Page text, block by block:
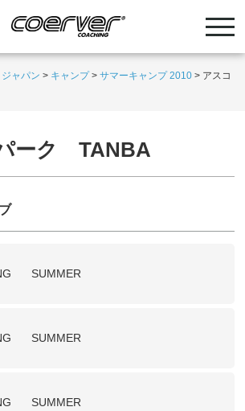
ャパン > キャンプ>サマーキャンプ 2010 > アスコ
ーク TANBA
SUMMER
SUMMER
SUMMER